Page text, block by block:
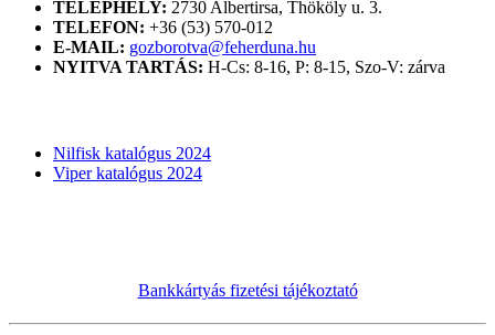
TELEPHELY: 2730 Albertirsa, Thököly u. 3.
TELEFON: +36 (53) 570-012
E-MAIL: gozborotva@feherduna.hu
NYITVA TARTÁS: H-Cs: 8-16, P: 8-15, Szo-V: zárva
Nilfisk katalógus 2024
Viper katalógus 2024
Bankkártyás fizetési tájékoztató